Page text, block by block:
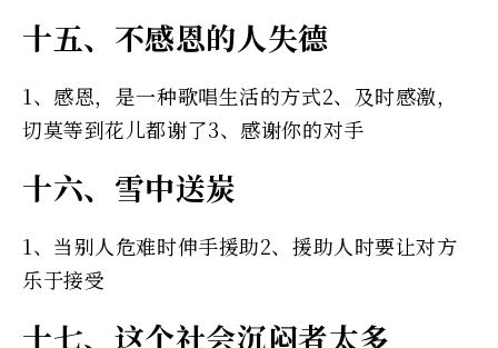
十五、不感恩的人失德
1、感恩，是一种歌唱生活的方式2、及时感激，
切莫等到花儿都谢了3、感谢你的对手
十六、雪中送炭
1、当别人危难时伸手援助2、援助人时要让对方
乐于接受
十七、这个社会沉闷者太多